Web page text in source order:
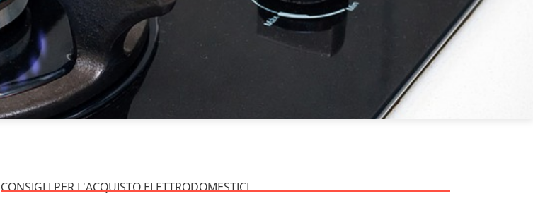
CONSIGLI PER L'ACQUISTO ELETTRODOMESTICI